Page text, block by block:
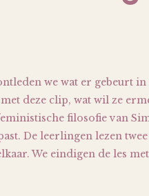
we wat er gebeurt
deze clip, wat wil ze
filosofie van
De leerlingen lezen
We eindigen de les